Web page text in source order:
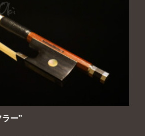
ラー"